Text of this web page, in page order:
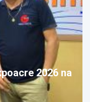
2026 na